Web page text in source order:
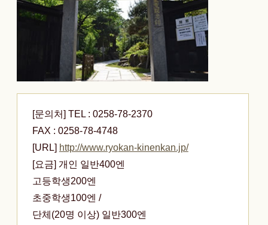
[문의처] TEL : 0258-78-2370
FAX : 0258-78-4748
[URL] http://www.ryokan-kinenkan.jp/
[요금] 개인 일반400엔
고등학생200엔
초중학생100엔 /
단체(20명 이상) 일반300엔